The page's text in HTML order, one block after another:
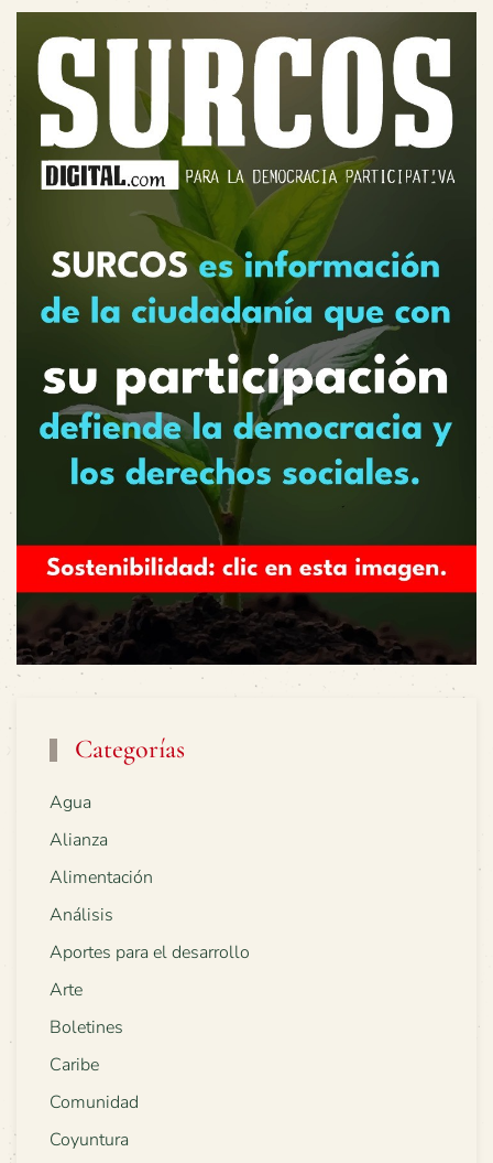
Categorías
Agua
Alianza
Alimentación
Análisis
Aportes para el desarrollo
Arte
Boletines
Caribe
Comunidad
Coyuntura